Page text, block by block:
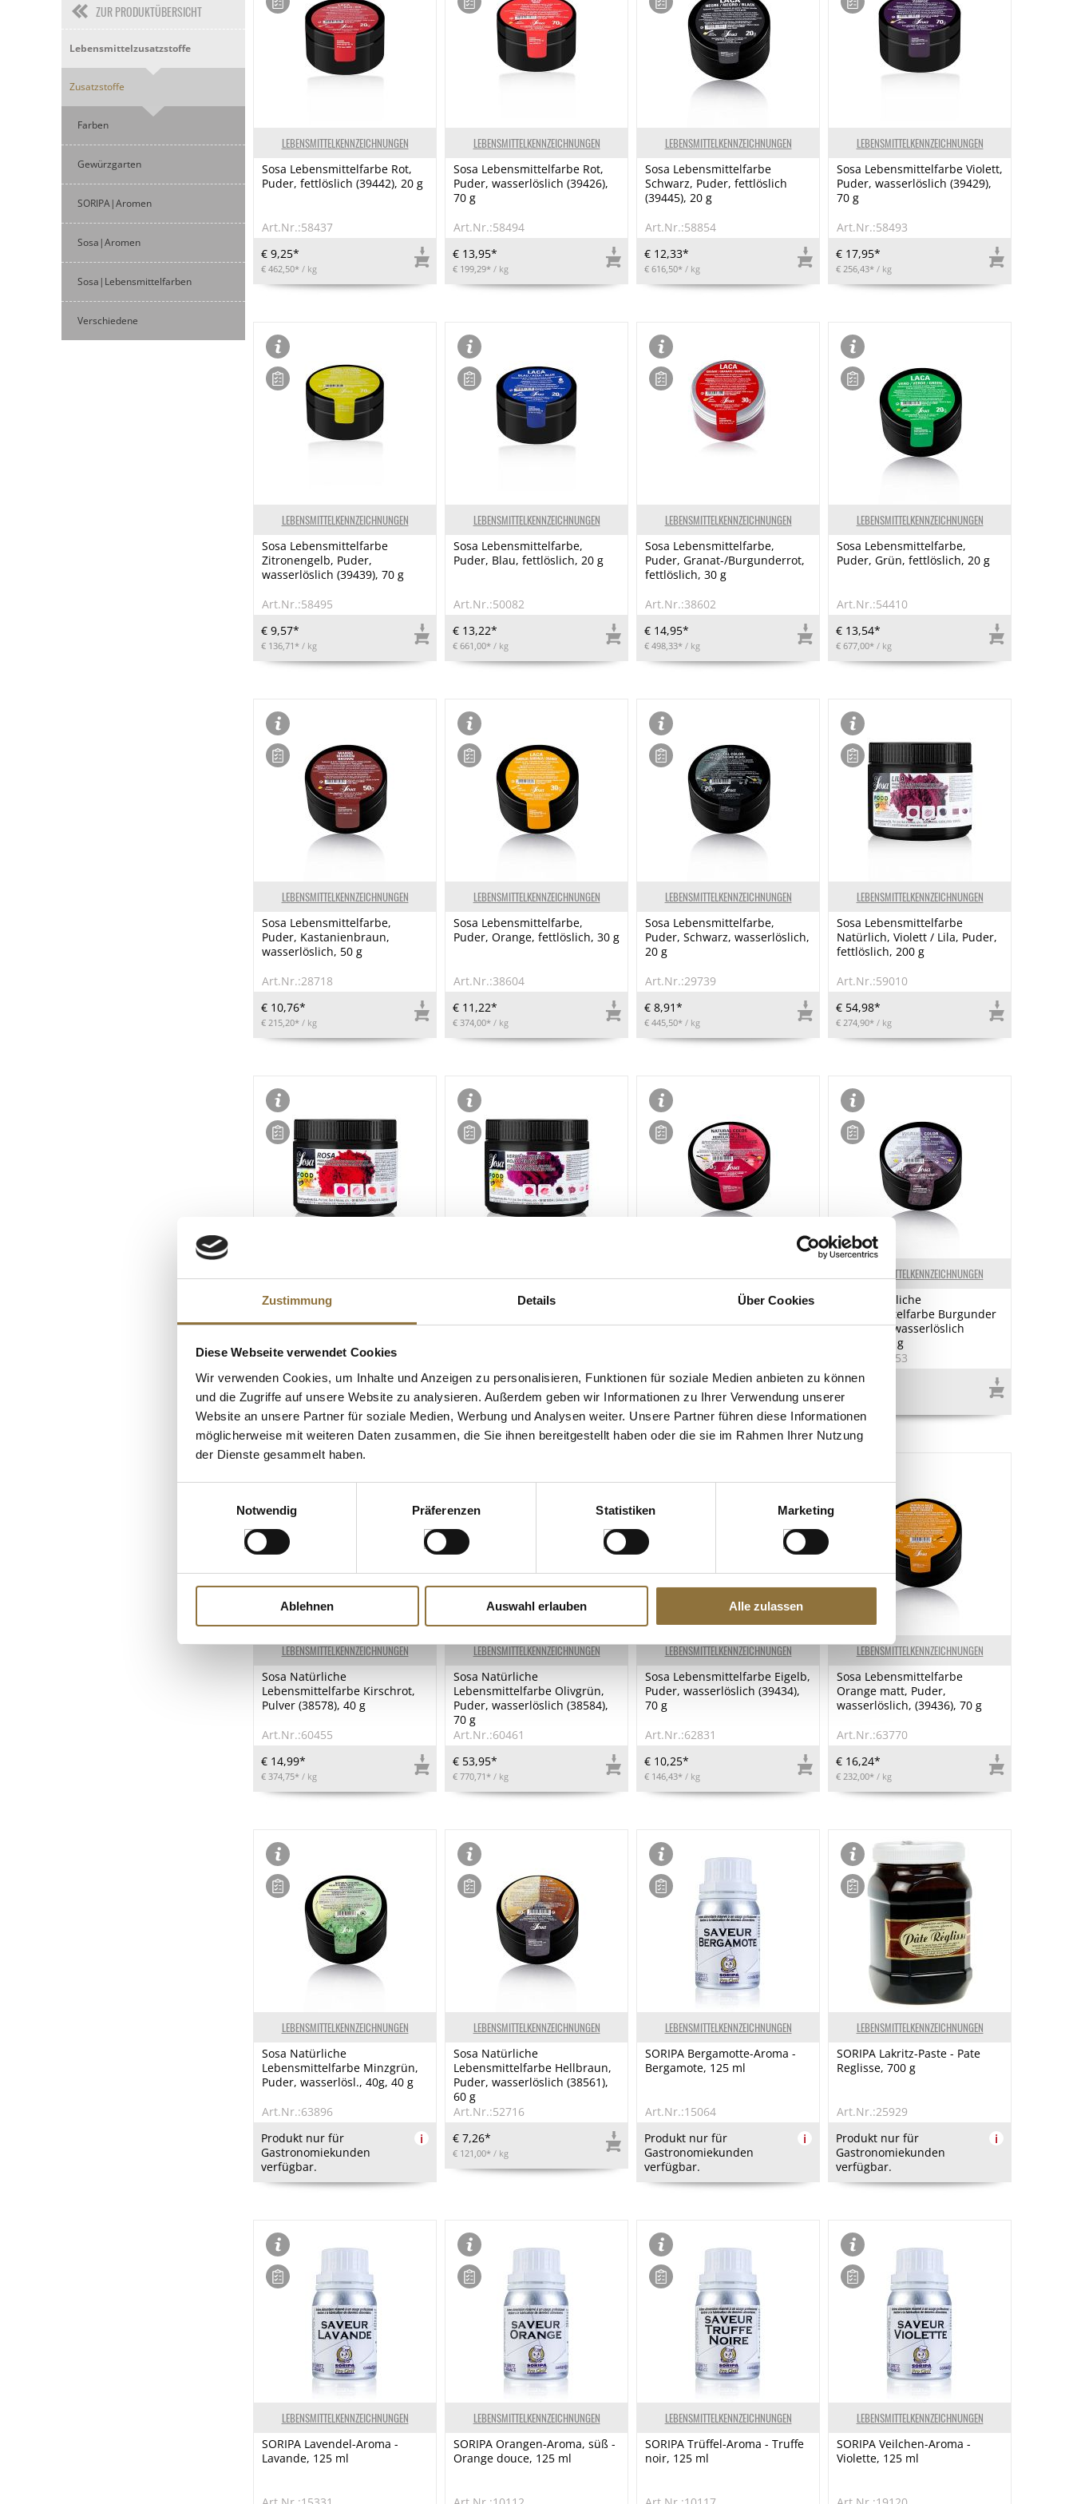
Zustimmung Details Über Cookies
Diese Webseite verwendet Cookies
Wir verwenden Cookies, um Inhalte und Anzeigen zu personalisieren, Funktionen für soziale Medien anbieten zu können
und die Zugriffe auf unsere Website zu analysieren. Außerdem geben wir Informationen zu Ihrer Verwendung unserer
Website an unsere Partner für soziale Medien, Werbung und Analysen weiter. Unsere Partner führen diese Informationen
möglicherweise mit weiteren Daten zusammen, die Sie ihnen bereitgestellt haben oder die sie im Rahmen Ihrer Nutzung
der Dienste gesammelt haben.
Notwendig
Präferenzen Statistiken Marketing
Ablehnen Auswahl erlauben Alle zulassen
ZUR PRODUKTÜBERSICHT
Lebensmittelzusatzstoffe
Zusatzstoffe
Farben
Gewürzgarten
SORIPA|Aromen
Sosa|Aromen
Sosa|Lebensmittelfarben
Verschiedene
LEBENSMITTELKENNZEICHNUNGEN
Sosa Lebensmittelfarbe Rot,
Puder, fettlöslich (39442), 20 g
Art.Nr.:58437
€ 9,25*
€ 462,50* / kg
LEBENSMITTELKENNZEICHNUNGEN
Sosa Lebensmittelfarbe Rot,
Puder, wasserlöslich (39426),
70 g
Art.Nr.:58494
€ 13,95*
€ 199,29* / kg
LEBENSMITTELKENNZEICHNUNGEN
Sosa Lebensmittelfarbe
Schwarz, Puder, fettlöslich
(39445), 20 g
Art.Nr.:58854
€ 12,33*
€ 616,50* / kg
LEBENSMITTELKENNZEICHNUNGEN
Sosa Lebensmittelfarbe Violett,
Puder, wasserlöslich (39429),
70 g
Art.Nr.:58493
€ 17,95*
€ 256,43* / kg
LEBENSMITTELKENNZEICHNUNGEN
Sosa Lebensmittelfarbe
Zitronengelb, Puder,
wasserlöslich (39439), 70 g
Art.Nr.:58495
€ 9,57*
€ 136,71* / kg
LEBENSMITTELKENNZEICHNUNGEN
Sosa Lebensmittelfarbe,
Puder, Blau, fettlöslich, 20 g
Art.Nr.:50082
€ 13,22*
€ 661,00* / kg
LEBENSMITTELKENNZEICHNUNGEN
Sosa Lebensmittelfarbe,
Puder, Granat-/Burgunderrot,
fettlöslich, 30 g
Art.Nr.:38602
€ 14,95*
€ 498,33* / kg
LEBENSMITTELKENNZEICHNUNGEN
Sosa Lebensmittelfarbe,
Puder, Grün, fettlöslich, 20 g
Art.Nr.:54410
€ 13,54*
€ 677,00* / kg
LEBENSMITTELKENNZEICHNUNGEN
Sosa Lebensmittelfarbe,
Puder, Kastanienbraun,
wasserlöslich, 50 g
Art.Nr.:28718
€ 10,76*
€ 215,20* / kg
LEBENSMITTELKENNZEICHNUNGEN
Sosa Lebensmittelfarbe,
Puder, Orange, fettlöslich, 30 g
Art.Nr.:38604
€ 11,22*
€ 374,00* / kg
LEBENSMITTELKENNZEICHNUNGEN
Sosa Lebensmittelfarbe,
Puder, Schwarz, wasserlöslich,
20 g
Art.Nr.:29739
€ 8,91*
€ 445,50* / kg
LEBENSMITTELKENNZEICHNUNGEN
Sosa Lebensmittelfarbe
Natürlich, Violett / Lila, Puder,
fettlöslich, 200 g
Art.Nr.:59010
€ 54,98*
€ 274,90* / kg
Sosa Natürliche
alles löslich (38628), 200 g
Art.Nr.:60449
€ 73,95*
€ 369,75*/ kg
Sosa Natürliche
Pulver alles löslich (38629), 300
€ 80,24*
€ 267,47*/ kg
Puder, wasserlöslich (38577),
€ 19,94*
€ 332,33* / kg
LEBENSMITTELKENNZEICHNUNGEN
Sosa Natürliche
Lebensmittelfarbe Burgunder
Rot Puder wasserlöslich
(37849), 50 g
Art.Nr.:60453
€ 38,95*
€ 779,00*
LEBENSMITTELKENNZEICHNUNGEN
Sosa Natürliche
Lebensmittelfarbe Kirschrot,
Pulver (38578), 40 g
Art.Nr.:60455
€ 14,99*
€ 374,75* / kg
LEBENSMITTELKENNZEICHNUNGEN
Sosa Natürliche
Lebensmittelfarbe Olivgrün,
Puder, wasserlöslich (38584),
70 g
Art.Nr.:60461
€ 53,95*
€ 770,71* / kg
LEBENSMITTELKENNZEICHNUNGEN
Sosa Lebensmittelfarbe Eigelb,
Puder, wasserlöslich (39434),
70 g
Art.Nr.:62831
€ 10,25*
€ 146,43* / kg
LEBENSMITTELKENNZEICHNUNGEN
Sosa Lebensmittelfarbe
Orange matt, Puder,
wasserlöslich, (39436), 70 g
Art.Nr.:63770
€ 16,24*
€ 232,00* / kg
LEBENSMITTELKENNZEICHNUNGEN
Sosa Natürliche
Lebensmittelfarbe Minzgrün,
Puder, wasserlösl., 40g, 40 g
Art.Nr.:63896
Produkt nur für
Gastronomiekunden
verfügbar.
i
LEBENSMITTELKENNZEICHNUNGEN
Sosa Natürliche
Lebensmittelfarbe Hellbraun,
Puder, wasserlöslich (38561),
60 g
Art.Nr.:52716
€ 7,26*
€ 121,00* / kg
LEBENSMITTELKENNZEICHNUNGEN
SORIPA Bergamotte-Aroma -
Bergamote, 125 ml
Art.Nr.:15064
Produkt nur für
Gastronomiekunden
verfügbar.
i
LEBENSMITTELKENNZEICHNUNGEN
SORIPA Lakritz-Paste - Pate
Reglisse, 700 g
Art.Nr.:25929
Produkt nur für
Gastronomiekunden
verfügbar.
i
LEBENSMITTELKENNZEICHNUNGEN
SORIPA Lavendel-Aroma -
Lavande, 125 ml
LEBENSMITTELKENNZEICHNUNGEN
SORIPA Orangen-Aroma, süß -
Orange douce, 125 ml
LEBENSMITTELKENNZEICHNUNGEN
SORIPA Trüffel-Aroma - Truffe
noir, 125 ml
LEBENSMITTELKENNZEICHNUNGEN
SORIPA Veilchen-Aroma -
Violette, 125 ml